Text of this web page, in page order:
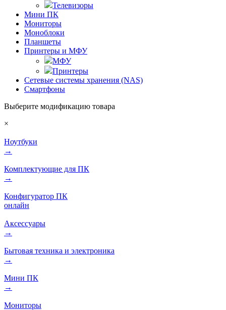
Телевизоры
Мини ПК
Мониторы
Моноблоки
Планшеты
Принтеры и МФУ
МФУ
Принтеры
Сетевые системы хранения (NAS)
Смартфоны
Выберите модификацию товара
×
Ноутбуки
→
Комплектующие для ПК
→
Конфигуратор ПК
онлайн
Аксессуары
→
Бытовая техника и электроника
→
Мини ПК
→
Мониторы